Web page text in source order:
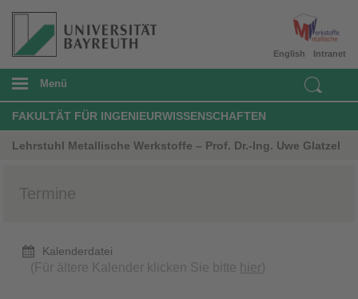
Intranet
English
Menü
FAKULTÄT FÜR INGENIEURWISSENSCHAFTEN
Lehrstuhl Metallische Werkstoffe – Prof. Dr.-Ing. Uwe Glatzel
Termine
Kalenderdatei
(Für ältere Kalender klicken Sie bitte hier)